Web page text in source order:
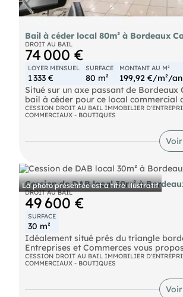
Bail à céder local 80m² à Bordeaux
DROIT AU BAIL
74 000 €
LOYER MENSUEL
1 333 €
SURFACE
80 m²
MONTANT AU M²
199,92 €/m²/an
Situé sur un axe passant de Bordeaux
bail à céder pour ce local commercial
surface d'env. 80m² ouvert à toutes
CESSION DROIT AU BAIL IMMOBILIER
COMMERCIAUX - BOUTIQUES
La photo présentée est à titre illustratif
Cession de DAB local 30m² à
DROIT AU BAIL
49 600 €
SURFACE
30 m²
Idéalement situé prés du triangle
Entreprises et Commerces vous
commercial, d'environ 30 m², avec une
visibilité.Loyer 944 Euro pas de TVA,
2033. Nouveau bail.Pas de
cession : 40 000 Euro net vendeur
CESSION DROIT AU BAIL IMMOBILIER
COMMERCIAUX - BOUTIQUES